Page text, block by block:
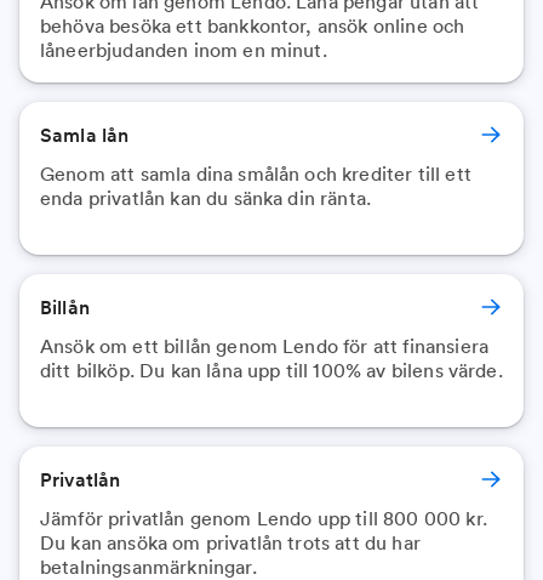
behöva besöka ett bankkontor, ansök online och
låneerbjudanden inom en minut.
Samla lån
Genom att samla dina smålån och krediter till ett
enda privatlån kan du sänka din ränta.
Billån
Ansök om ett billån genom Lendo för att finansiera
ditt bilköp. Du kan låna upp till 100% av bilens värde.
Privatlån
Jämför privatlån genom Lendo upp till 800 000 kr.
Du kan ansöka om privatlån trots att du har
betalningsanmärkningar.